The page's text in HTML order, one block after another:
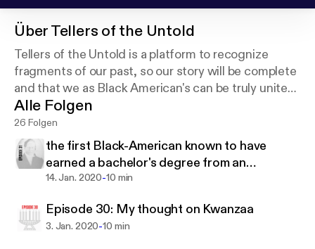
ÜberTellers of the Untold
Tellers of the Untold is a platform to recognize
fragments of our past, so our story will be complete
and that we as Black American's can be truly united
and reconciled with the country and ourselves.
Alle Folgen
26 Folgen
the first Black-American known to have
earned a bachelor's degree from an
American college
14. Jan. 2020-10 min
Episode 30: My thought on Kwanzaa
3. Jan. 2020-10 min